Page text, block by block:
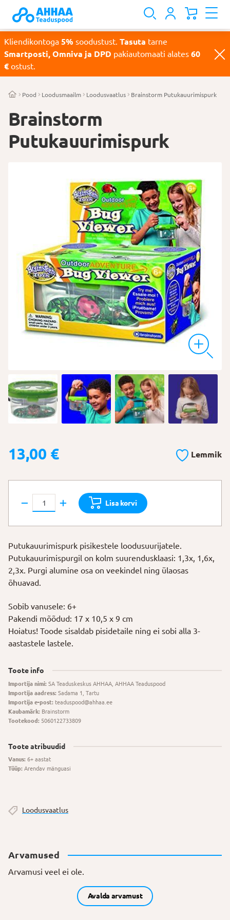
Kliendikontoga 5% soodustust. Tasuta tarne
Smartposti, Omniva ja DPD pakiautomaati alates 60
€ ostust.
Pood Loodusmaailm Loodusvaatlus Brainstorm Putukauurimispurk
Brainstorm
Putukauurimispurk
13,00 € Lemmik
Brainstorm
Putukauurimispurk
kogus
Lisa korvi
Putukauurimispurk pisikestele loodusuurijatele.
Putukauurimispurgil on kolm suurendusklaasi: 1,3x, 1,6x,
2,3x. Purgi alumine osa on veekindel ning ülaosas
õhuavad.
Sobib vanusele: 6+
Pakendi mõõdud: 17 x 10,5 x 9 cm
Hoiatus! Toode sisaldab pisidetaile ning ei sobi alla 3-
aastastele lastele.
Toote info
Importija nimi: SA Teaduskeskus AHHAA, AHHAA Teaduspood
Importija aadress: Sadama 1, Tartu
Importija e-post: teaduspood@ahhaa.ee
Kaubamärk: Brainstorm
Tootekood: 5060122733809
Toote atribuudid
Vanus: 6+ aastat
Tüüp: Arendav mänguasi
Loodusvaatlus
Arvamused
Arvamusi veel ei ole.
Avalda arvamust